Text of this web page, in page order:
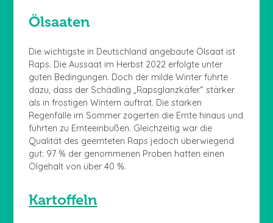
Ölsaaten
Die wichtigste in Deutschland angebaute Ölsaat ist
Raps. Die Aussaat im Herbst 2022 erfolgte unter
guten Bedingungen. Doch der milde Winter führte
dazu, dass der Schädling „Rapsglanzkäfer“ stärker
als in frostigen Wintern auftrat. Die starken
Regenfälle im Sommer zögerten die Ernte hinaus und
führten zu Ernteeinbußen. Gleichzeitig war die
Qualität des geernteten Raps jedoch überwiegend
gut: 97 % der genommenen Proben hatten einen
Ölgehalt von über 40 %.
Kartoffeln